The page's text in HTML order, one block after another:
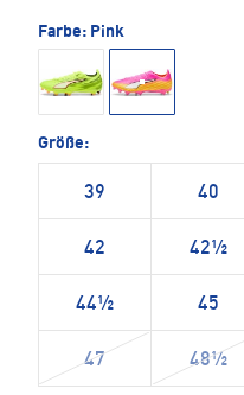
Farbe: Pink
Größe:
39 40
42 42½
44½ 45
47 48½